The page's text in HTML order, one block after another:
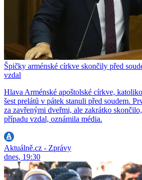
Špičky arménské církve skončily před
vzdal
Hlava Arménské apoštolské církve,
šest prelátů v pátek stanuli před soudem.
za zavřenými dveřmi, ale zakrátko
případu vzdal, oznámila média.
Aktuálně.cz - Zprávy
dnes, 19:30